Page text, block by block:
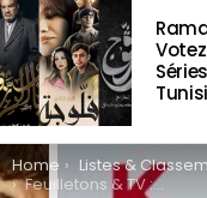
LATEST
STORIES
You are here:
Home Listes & Classements
Feuilletons & TV : Les 15 Meilleures Séries Turques à suivre en 2019